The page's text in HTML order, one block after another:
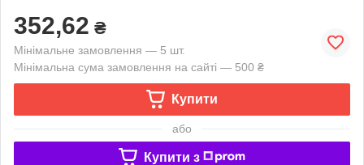
352,62 ₴
Мінімальне замовлення — 5 шт.
Мінімальна сума замовлення на сайті — 500 ₴
Купити
або
Купити з